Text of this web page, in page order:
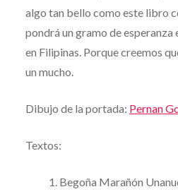
algo tan bello como este libro
pondrá un gramo de esperanza
en Filipinas. Porque creemos
un mucho.
Dibujo de la portada: Pernan
Textos:
Begoña Marañón